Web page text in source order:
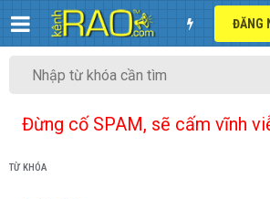
Đừng cố SPAM, sẽ cấm vĩnh
TỪ KHÓA